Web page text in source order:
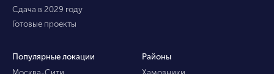
Сдача в 2029 году
Готовые проекты
Популярные локации
Районы